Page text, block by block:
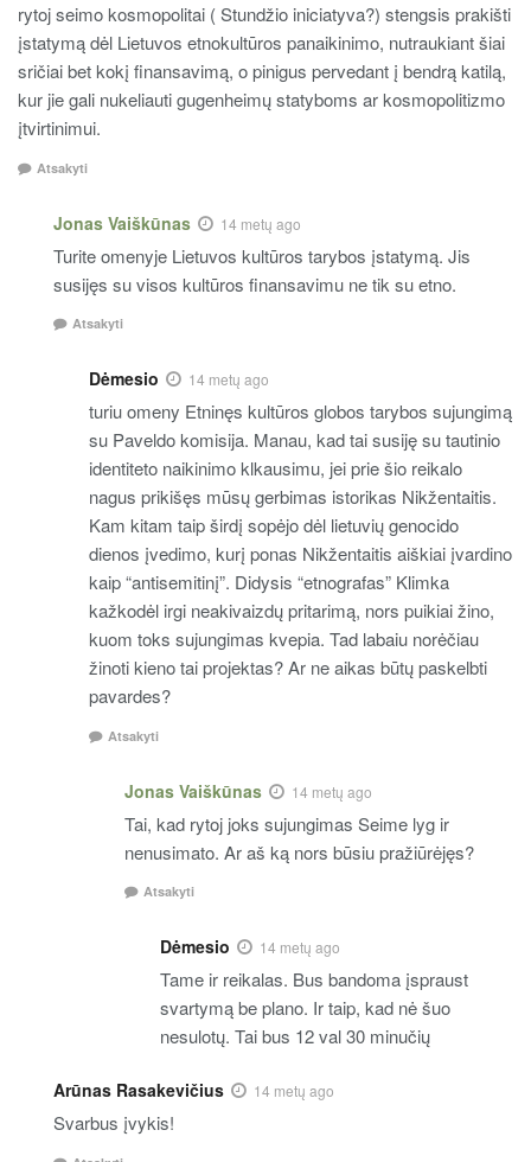
rytoj seimo kosmopolitai ( Stundžio iniciatyva?) stengsis prakišti
įstatymą dėl Lietuvos etnokultūros panaikinimo, nutraukiant šiai
sričiai bet kokį finansavimą, o pinigus pervedant į bendrą katilą,
kur jie gali nukeliauti gugenheimų statyboms ar kosmopolitizmo
įtvirtinimui.
Atsakyti
Jonas Vaiškūnas 14 metų ago
Turite omenyje Lietuvos kultūros tarybos įstatymą. Jis
susijęs su visos kultūros finansavimu ne tik su etno.
Atsakyti
Dėmesio 14 metų ago
turiu omeny Etninęs kultūros globos tarybos sujungimą
su Paveldo komisija. Manau, kad tai susiję su tautinio
identiteto naikinimo klkausimu, jei prie šio reikalo
nagus prikišęs mūsų gerbimas istorikas Nikžentaitis.
Kam kitam taip širdį sopėjo dėl lietuvių genocido
dienos įvedimo, kurį ponas Nikžentaitis aiškiai įvardino
kaip “antisemitinį”. Didysis “etnografas” Klimka
kažkodėl irgi neakivaizdų pritarimą, nors puikiai žino,
kuom toks sujungimas kvepia. Tad labaiu norėčiau
žinoti kieno tai projektas? Ar ne aikas būtų paskelbti
pavardes?
Atsakyti
Jonas Vaiškūnas 14 metų ago
Tai, kad rytoj joks sujungimas Seime lyg ir
nenusimato. Ar aš ką nors būsiu pražiūrėjęs?
Atsakyti
Dėmesio 14 metų ago
Tame ir reikalas. Bus bandoma įspraust
svartymą be plano. Ir taip, kad nė šuo
nesulotų. Tai bus 12 val 30 minučių
Arūnas Rasakevičius 14 metų ago
Svarbus įvykis!